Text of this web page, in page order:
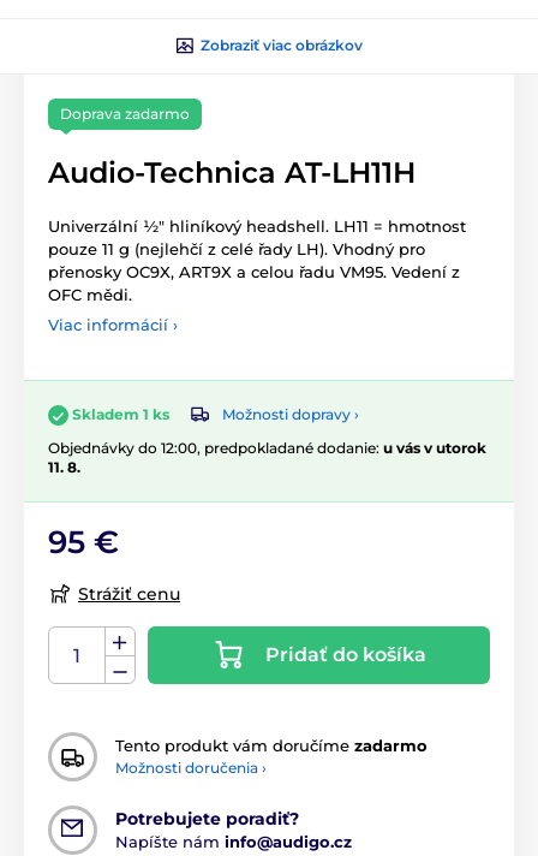
Zobraziť viac obrázkov
Doprava zadarmo
Audio-Technica AT-LH11H
Univerzální ½" hliníkový headshell. LH11 = hmotnost
pouze 11 g (nejlehčí z celé řady LH). Vhodný pro
přenosky OC9X, ART9X a celou řadu VM95. Vedení z
OFC mědi.
Viac informácií ›
Skladem 1 ks
Možnosti dopravy ›
Objednávky do 12:00, predpokladané dodanie: u vás v utorok
11. 8.
95 €
Strážiť cenu
Pridať do košíka
Tento produkt vám doručíme zadarmo
Možnosti doručenia ›
Potrebujete poradiť?
Napíšte nám info@audigo.cz